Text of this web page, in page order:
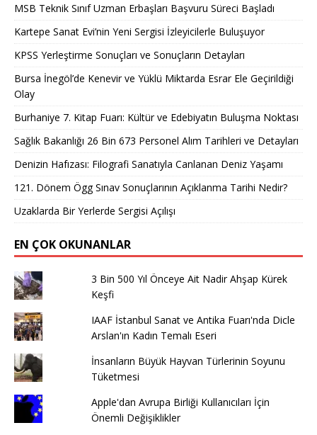
MSB Teknik Sınıf Uzman Erbaşları Başvuru Süreci Başladı
Kartepe Sanat Evi’nin Yeni Sergisi İzleyicilerle Buluşuyor
KPSS Yerleştirme Sonuçları ve Sonuçların Detayları
Bursa İnegöl’de Kenevir ve Yüklü Miktarda Esrar Ele Geçirildiği
Olay
Burhaniye 7. Kitap Fuarı: Kültür ve Edebiyatın Buluşma Noktası
Sağlık Bakanlığı 26 Bin 673 Personel Alım Tarihleri ve Detayları
Denizin Hafızası: Filografi Sanatıyla Canlanan Deniz Yaşamı
121. Dönem Ögg Sınav Sonuçlarının Açıklanma Tarihi Nedir?
Uzaklarda Bir Yerlerde Sergisi Açılışı
EN ÇOK OKUNANLAR
3 Bin 500 Yıl Önceye Ait Nadir Ahşap Kürek
Keşfi
IAAF İstanbul Sanat ve Antika Fuarı'nda Dicle
Arslan'ın Kadın Temalı Eseri
İnsanların Büyük Hayvan Türlerinin Soyunu
Tüketmesi
Apple'dan Avrupa Birliği Kullanıcıları İçin
Önemli Değişiklikler